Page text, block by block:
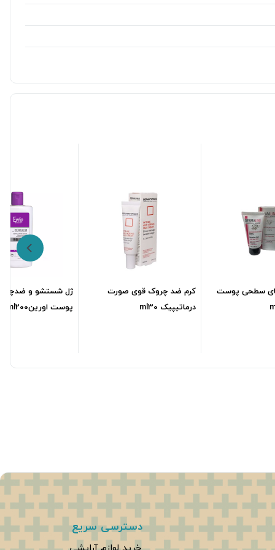
سطحی پوست
کرم ضد چروک قوی صورت
درماتیپیک ml30
ژل شستشو و
پوست اورینml200
دسترسی سریع